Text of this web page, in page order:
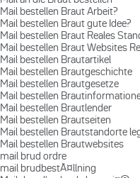
Mail bestellen Braut Arbeit?
Mail bestellen Braut gute Idee?
Mail bestellen Braut Reales
Mail bestellen Braut Websites
Mail bestellen Brautartikel
Mail bestellen Brautgeschichte
Mail bestellen Brautgesetze
Mail bestellen
Mail bestellen Brautlender
Mail bestellen Brautseiten
Mail bestellen Brautstandorte
Mail bestellen Brautwebsites
mail brud ordre
mail brudbestÃ¤llning